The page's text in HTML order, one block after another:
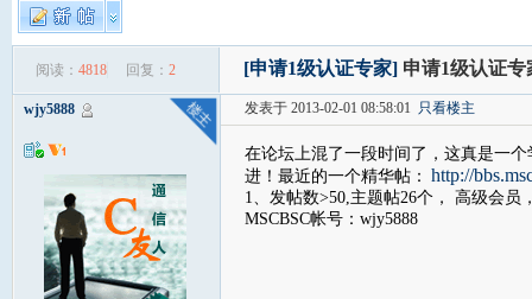
阅读： 4818 回复： 2 [申请1级认证专家] 申请1级认证
wjy5888 发表于 2013-02-01 08:58:01 只看楼主
在论坛上混了一段时间了，这真是一
进！最近的一个精华帖： http://
1、发帖数>50,主题帖26个， 高级会员
MSCBSC帐号：wjy5888